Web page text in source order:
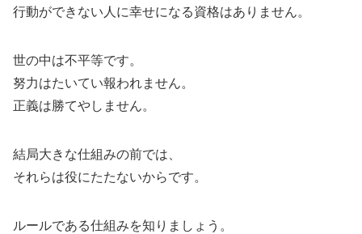
行動ができない人に幸せになる資格はありません。
世の中は不平等です。
努力はたいてい報われません。
正義は勝てやしません。
結局大きな仕組みの前では、
それらは役にたたないからです。
ルールである仕組みを知りましょう。